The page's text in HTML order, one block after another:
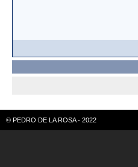
© PEDRO DE LA ROSA - 2022